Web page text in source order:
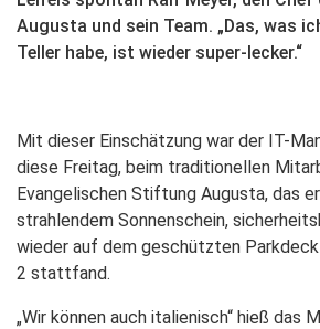
Augusta und sein Team. „Das, was
Teller habe, ist wieder super-lecker.“
Mit dieser Einschätzung war der IT-
diese Freitag, beim traditionellen
Evangelischen Stiftung Augusta, das
strahlendem Sonnenschein,
wieder auf dem geschützten Parkdeck
2 stattfand.
„Wir können auch italienisch“ hieß das